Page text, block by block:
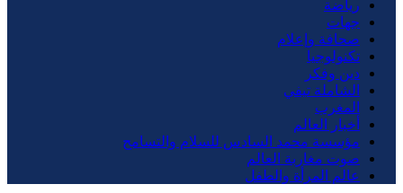
رياضة
جهات
صحافة وإعلام
تكنولوجيا
دين وفكر
الشاملة تيفي
المغرب
أخبار العالم
مؤسسة محمد السادس للسلام والتسامح
صوت مغاربة العالم
عالم المرأة والطفل